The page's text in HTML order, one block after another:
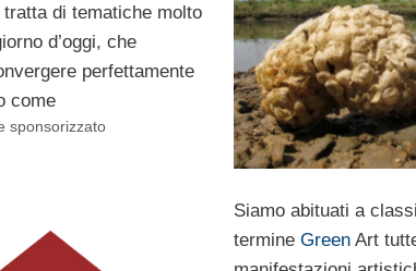
di tematiche molto
d’oggi, che
perfettamente
come
sponsorizzato
Siamo abituati a
termine GreenArt